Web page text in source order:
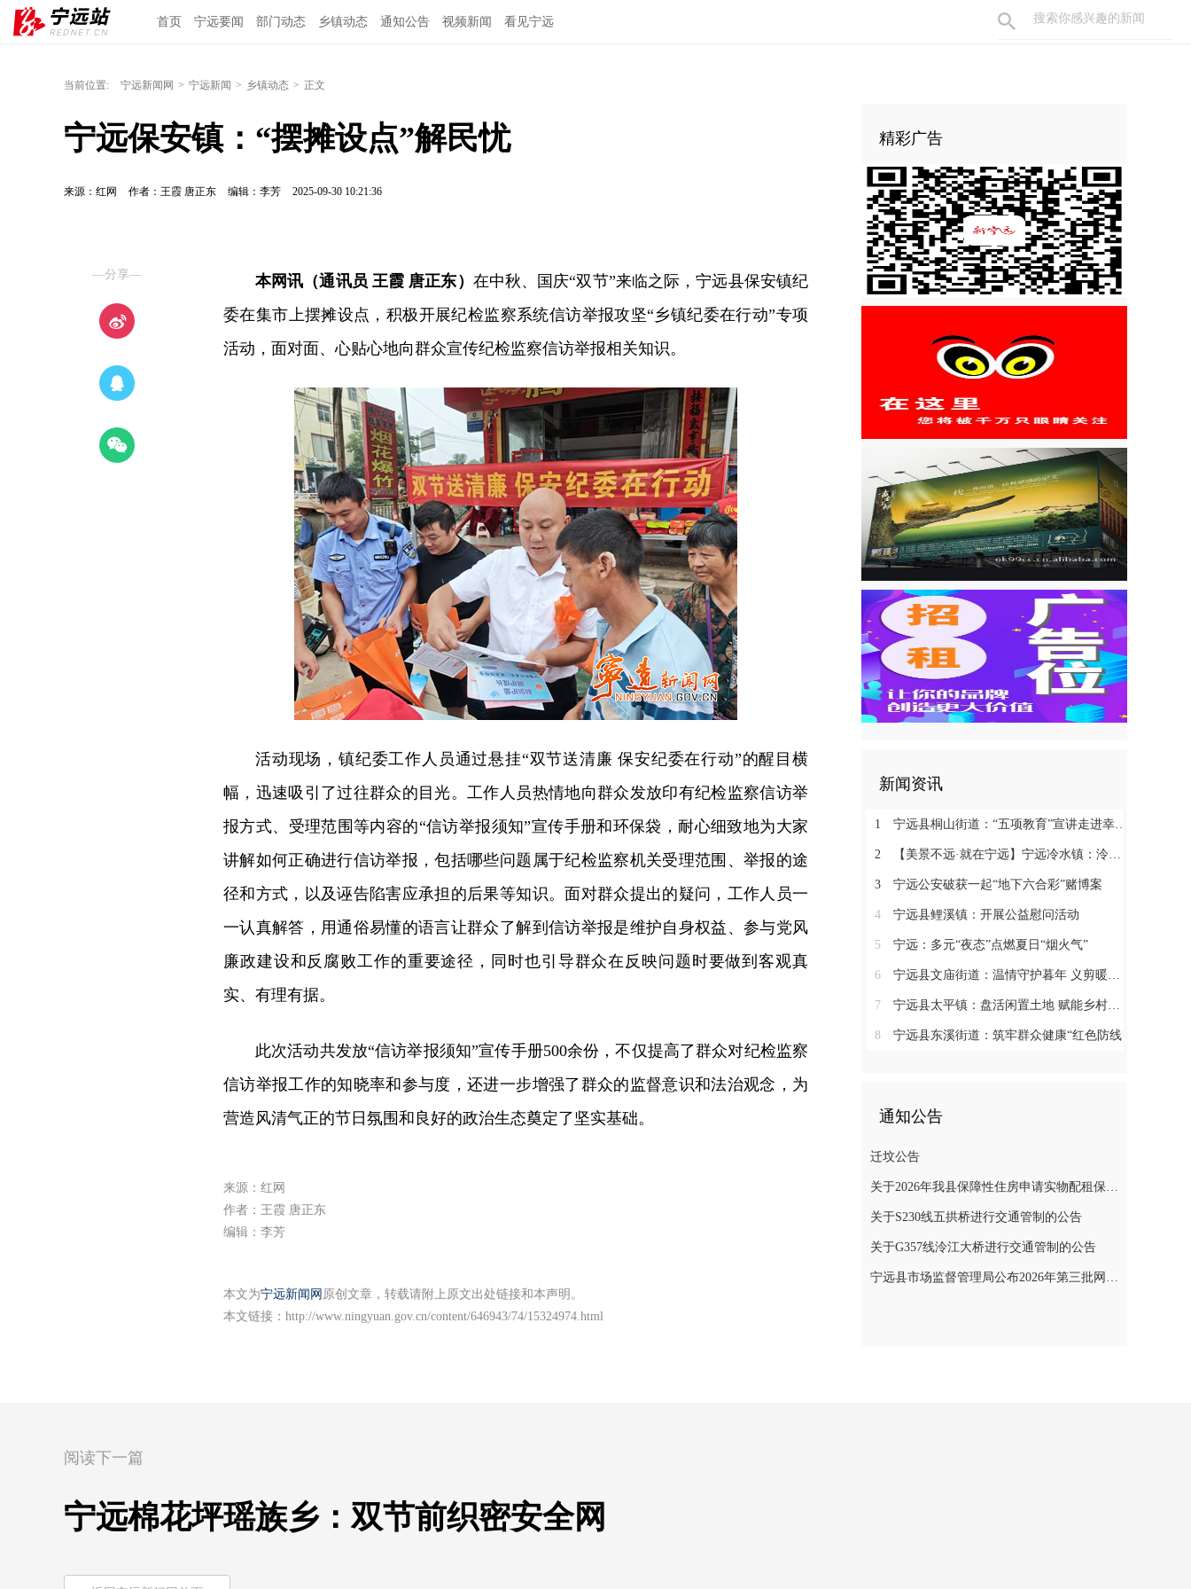
首页 宁远要闻 部门动态 乡镇动态 通知公告 视频新闻 看见宁远
当前位置: 宁远新闻网 > 宁远新闻 > 乡镇动态 > 正文
宁远保安镇：“摆摊设点”解民忧
来源：红网 作者：王霞 唐正东 编辑：李芳 2025-09-30 10:21:36
—分享— 本网讯（通讯员 王霞 唐正东） 在中秋、国庆“双节”来临之际，宁远县保安镇纪
委在集市上摆摊设点，积极开展纪检监察系统信访举报攻坚“乡镇纪委在行动”专项
活动，面对面、心贴心地向群众宣传纪检监察信访举报相关知识。
活动现场，镇纪委工作人员通过悬挂“双节送清廉 保安纪委在行动”的醒目横
幅，迅速吸引了过往群众的目光。工作人员热情地向群众发放印有纪检监察信访举
报方式、受理范围等内容的“信访举报须知”宣传手册和环保袋，耐心细致地为大家
讲解如何正确进行信访举报，包括哪些问题属于纪检监察机关受理范围、举报的途
径和方式，以及诬告陷害应承担的后果等知识。面对群众提出的疑问，工作人员一
一认真解答，用通俗易懂的语言让群众了解到信访举报是维护自身权益、参与党风
廉政建设和反腐败工作的重要途径，同时也引导群众在反映问题时要做到客观真
实、有理有据。
此次活动共发放“信访举报须知”宣传手册500余份，不仅提高了群众对纪检监察
信访举报工作的知晓率和参与度，还进一步增强了群众的监督意识和法治观念，为
营造风清气正的节日氛围和良好的政治生态奠定了坚实基础。
来源：红网
作者：王霞 唐正东
编辑：李芳
本文为宁远新闻网 原创文章，转载请附上原文出处链接和本声明。
本文链接： http://www.ningyuan.gov.cn/content/646943/74/15324974.html
精彩广告
新闻资讯
1 宁远县桐山街道：“五项教育”宣讲走进幸福村
2 【美景不远·就在宁远】宁远冷水镇：泠江润沃土 田园入画卷
3 宁远公安破获一起“地下六合彩”赌博案
4 宁远县鲤溪镇：开展公益慰问活动
5 宁远：多元“夜态”点燃夏日“烟火气”
6 宁远县文庙街道：温情守护暮年 义剪暖润民心
7 宁远县太平镇：盘活闲置土地 赋能乡村振兴
8 宁远县东溪街道：筑牢群众健康“红色防线”
通知公告
迁坟公告
关于2026年我县保障性住房申请实物配租保障家庭的公示(第十一批)
关于S230线五拱桥进行交通管制的公告
关于G357线泠江大桥进行交通管制的公告
宁远县市场监督管理局公布2026年第三批网络餐饮食品安全整治典型案例
阅读下一篇
宁远棉花坪瑶族乡：双节前织密安全网